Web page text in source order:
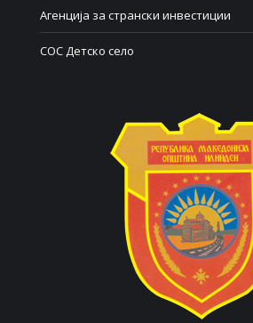
Агенција за странски инвестиции
СОС Детско село